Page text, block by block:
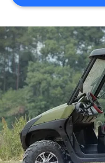
POLITICA
SULLA
PRIVACY